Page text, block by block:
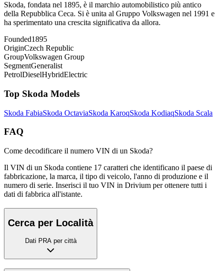
Skoda, fondata nel 1895, è il marchio automobilistico più antico
della Repubblica Ceca. Si è unita al Gruppo Volkswagen nel 1991 e
ha sperimentato una crescita significativa da allora.
Founded1895
OriginCzech Republic
GroupVolkswagen Group
SegmentGeneralist
PetrolDieselHybridElectric
Top Skoda Models
Skoda FabiaSkoda OctaviaSkoda KaroqSkoda KodiaqSkoda Scala
FAQ
Come decodificare il numero VIN di un Skoda?
Il VIN di un Skoda contiene 17 caratteri che identificano il paese di
fabbricazione, la marca, il tipo di veicolo, l'anno di produzione e il
numero di serie. Inserisci il tuo VIN in Drivium per ottenere tutti i
dati di fabbrica all'istante.
Cerca per Località
Dati PRA per città